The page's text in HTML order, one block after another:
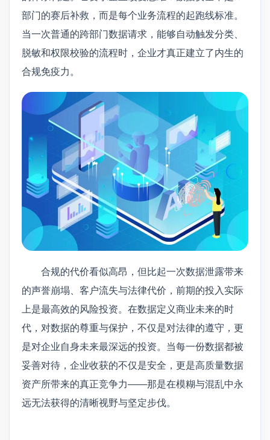
部门的赛后补救，而是每个业务流程的起跑线标准。
当一次普通的跨部门数据请求，能够自动触发分类、
脱敏和权限校验的流程时，企业才真正建立了内生的
合规免疫力。
合规的代价看似高昂，但比起一次数据泄露带来
的声誉崩塌、客户流失与法律代价，前期的投入实际
上是最高效的风险投资。在数据定义商业未来的时
代，对数据的尊重与保护，不仅是对法律的遵守，更
是对企业自身未来最深远的投资。当每一份数据都被
妥善对待，企业收获的不仅是安全，更是高质量数据
资产所带来的真正竞争力——那是在模糊与混乱中永
远无法获得的清晰视野与坚定步伐。